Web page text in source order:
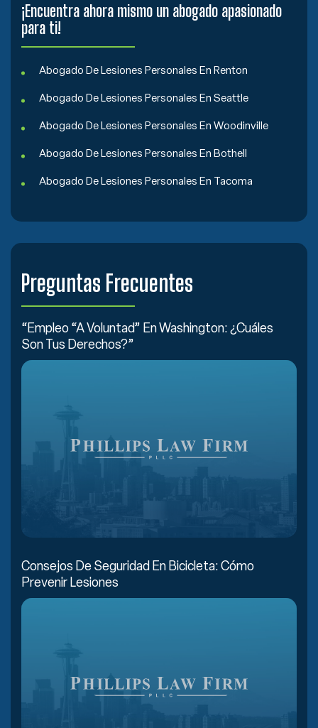
¡Encuentra ahora mismo un abogado apasionado
para ti!
Abogado De Lesiones Personales En Renton
Abogado De Lesiones Personales En Seattle
Abogado De Lesiones Personales En Woodinville
Abogado De Lesiones Personales En Bothell
Abogado De Lesiones Personales En Tacoma
Preguntas Frecuentes
“Empleo “a Voluntad” En Washington: ¿Cuáles
Son Tus Derechos?”
Consejos De Seguridad En Bicicleta: Cómo
Prevenir Lesiones